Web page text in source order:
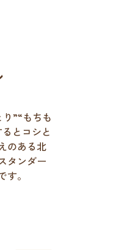
”“もちも
とコシと
のある北
タンダー
。